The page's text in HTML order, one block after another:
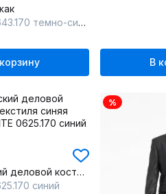
темно-синий
В
Классический деловой костюм из текстиля синяя кепка
синий
%